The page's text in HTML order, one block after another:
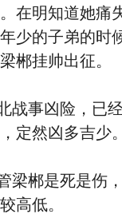
在明知道她痛
少的子弟的时
郴挂帅出征。
事凶险，已经
定然凶多吉少。
郴是死是伤，
高低。